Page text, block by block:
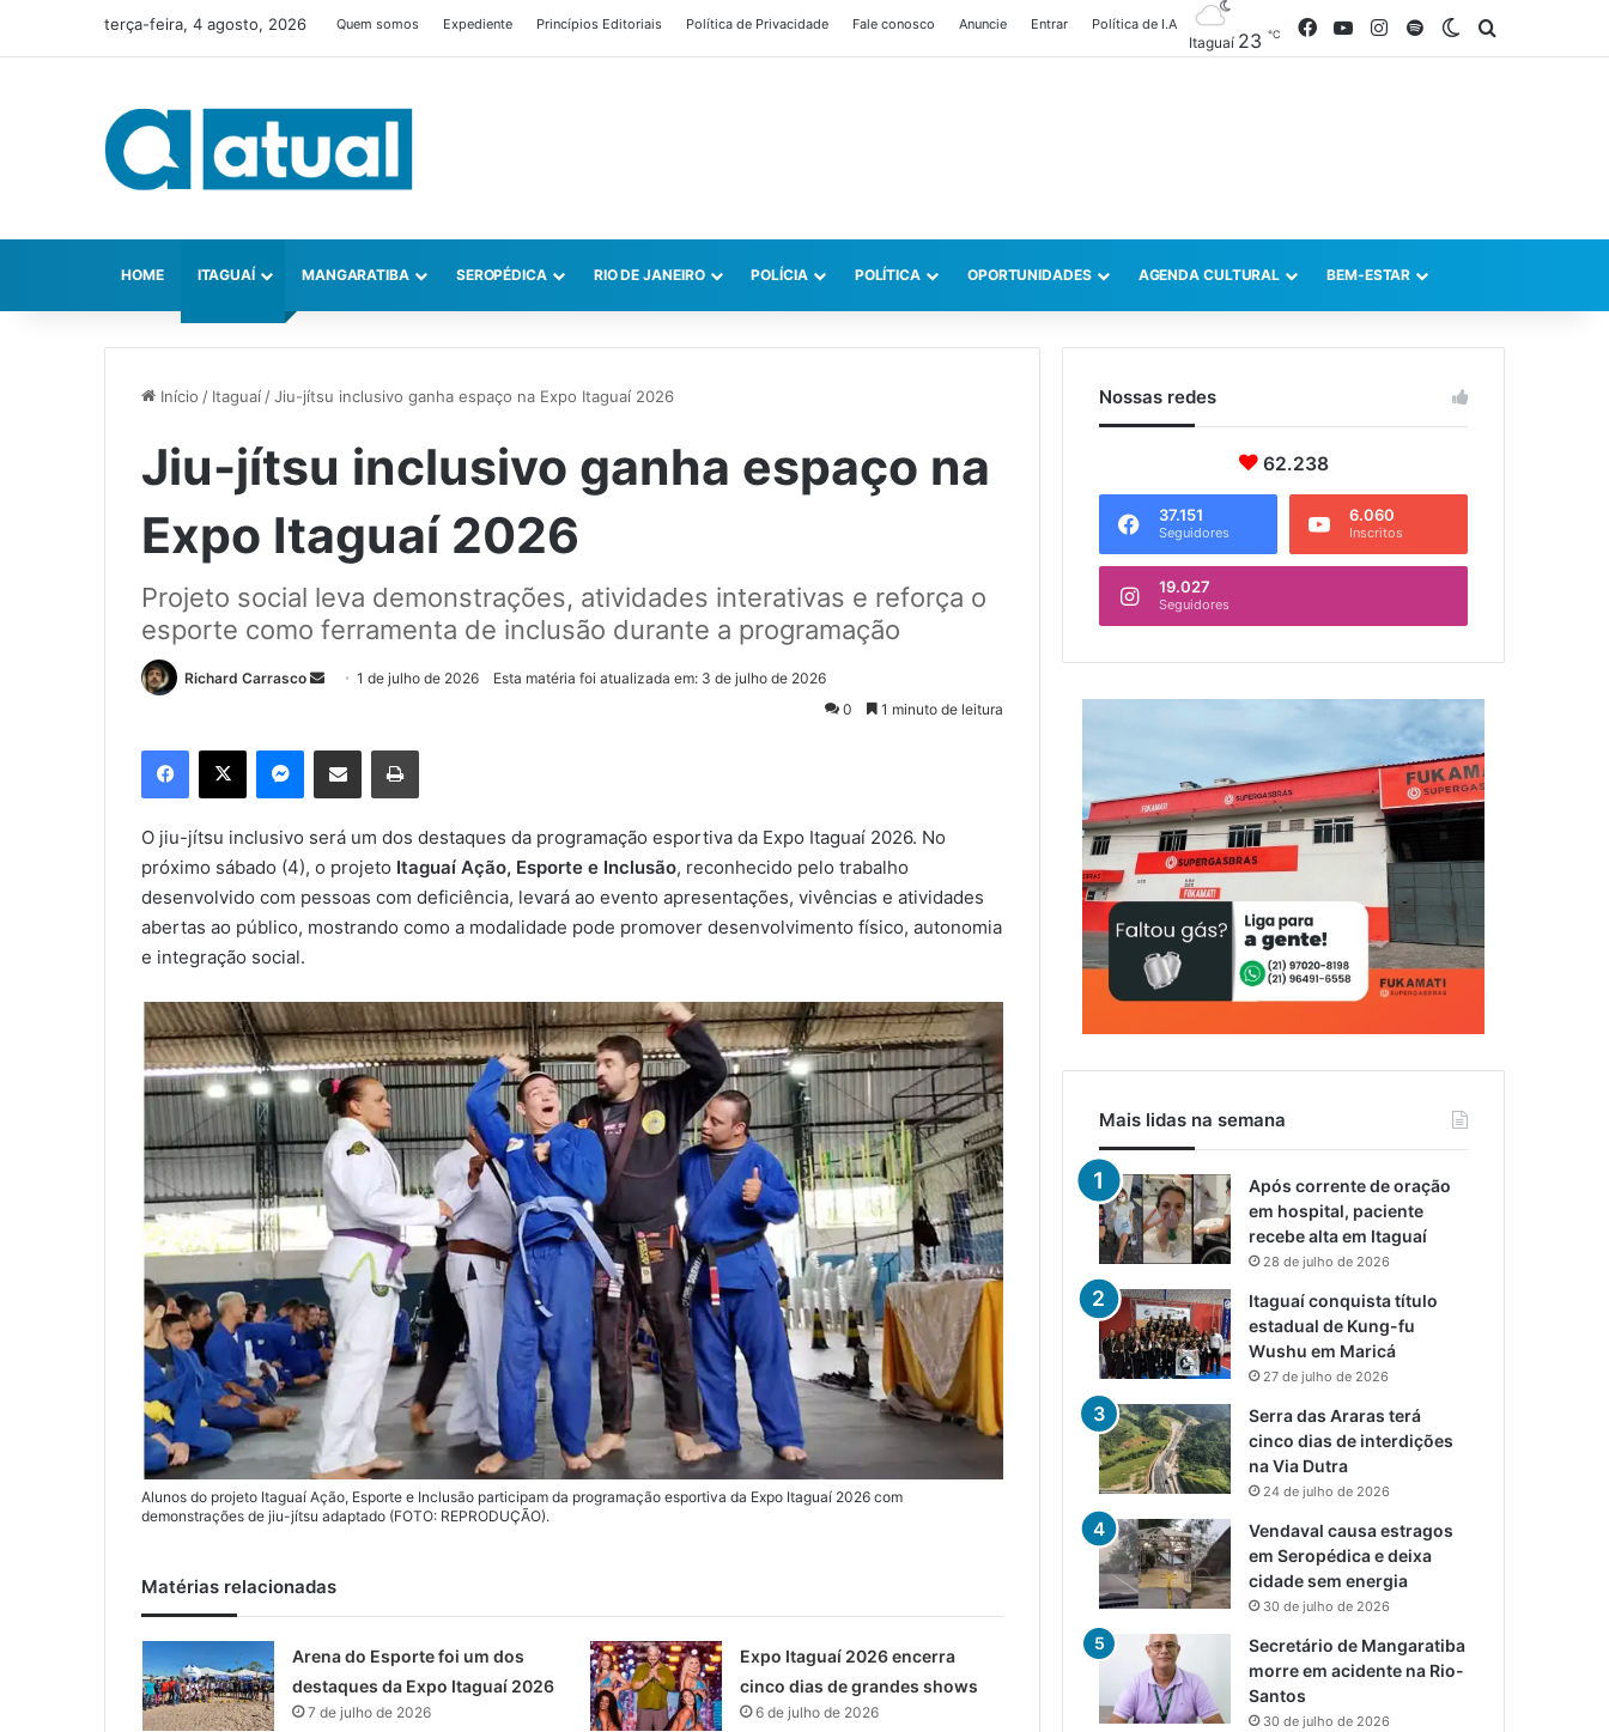
terça-feira, 4 agosto, 2026 Quem somos Expediente Princípios Editoriais Política de Privacidade Fale conosco Anuncie Entrar Política de I.A
Itaguaí 23 ℃ FacebookYouTubeInstagram
SpotifySwitch skin
HOME ITAGUAÍ MANGARATIBA SEROPÉDICA RIO DE JANEIRO POLÍCIA POLÍTICA OPORTUNIDADES AGENDA CULTURAL BEM-ESTAR
Início / Itaguaí/Jiu-jítsu inclusivo ganha espaço na Expo Itaguaí 2026
Jiu-jítsu inclusivo ganha espaço na
Expo Itaguaí 2026
Projeto social leva demonstrações, atividades interativas e reforça o
esporte como ferramenta de inclusão durante a programação
Richard Carrasco
d
e
-
m
l
1 de julho de 2026
Esta matéria foi atualizada em: 3 de julho de 2026
0
1 minuto de leitura
O jiu-jítsu inclusivo será um dos destaques da programação esportiva da Expo Itaguaí 2026. No
próximo sábado (4), o projeto Itaguaí Ação, Esporte e Inclusão, reconhecido pelo trabalho
desenvolvido com pessoas com deficiência, levará ao evento apresentações, vivências e atividades
abertas ao público, mostrando como a modalidade pode promover desenvolvimento físico, autonomia
e integração social.
Alunos do projeto Itaguaí Ação, Esporte e Inclusão participam da programação esportiva da Expo Itaguaí 2026 com
demonstrações de jiu-jítsu adaptado (FOTO: REPRODUÇÃO).
Matérias relacionadas
Arena do Esporte foi um dos
destaques da Expo Itaguaí 2026
7 de julho de 2026
Expo Itaguaí 2026 encerra
cinco dias de grandes shows
6 de julho de 2026
Nossas redes
62.238
37.151
Seguidores
6.060
Inscritos
19.027
Seguidores
Mais lidas na semana
Após corrente de oração
em hospital, paciente
recebe alta em Itaguaí
28 de julho de 2026
Itaguaí conquista título
estadual de Kung-fu
Wushu em Maricá
27 de julho de 2026
Serra das Araras terá
cinco dias de interdições
na Via Dutra
24 de julho de 2026
Vendaval causa estragos
em Seropédica e deixa
cidade sem energia
30 de julho de 2026
Secretário de Mangaratiba
morre em acidente na Rio-
Santos
30 de julho de 2026